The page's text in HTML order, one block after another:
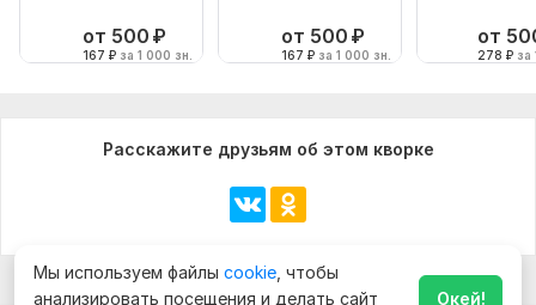
от 500 ₽
167 ₽ за 1 000 зн.
от 500 ₽
167 ₽ за 1 000 зн.
от
278 ₽ за
Расскажите друзьям об этом кворке
Мы используем файлы cookie , чтобы
анализировать посещения и делать сайт
Окей!